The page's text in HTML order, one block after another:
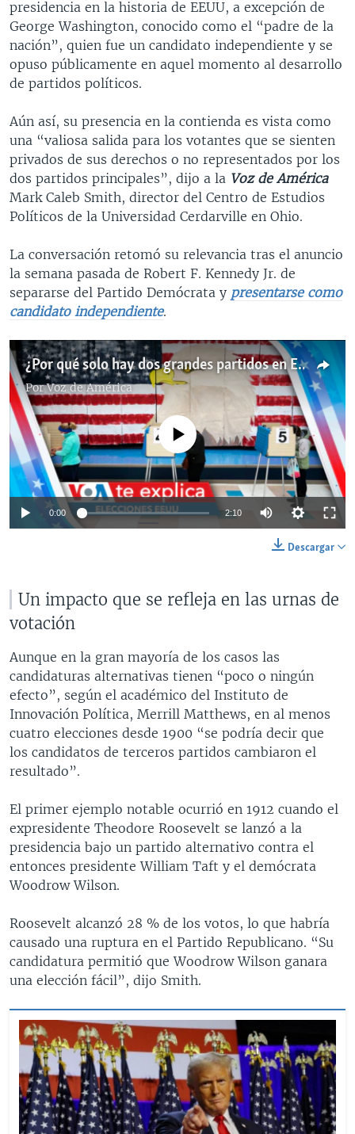
presidencia en la historia de EEUU, a excepción de
George Washington, conocido como el “padre de la
nación”, quien fue un candidato independiente y se
opuso públicamente en aquel momento al desarrollo
de partidos políticos.
Aún así, su presencia en la contienda es vista como
una “valiosa salida para los votantes que se sienten
privados de sus derechos o no representados por los
dos partidos principales”, dijo a la Voz de América
Mark Caleb Smith, director del Centro de Estudios
Políticos de la Universidad Cerdarville en Ohio.
La conversación retomó su relevancia tras el anuncio
la semana pasada de Robert F. Kennedy Jr. de
separarse del Partido Demócrata y presentarse como
candidato independiente.
¿Por qué solo hay dos grandes partidos en EEUU?
PorVoz de América
No media source currently available
0:00 2:10
Descargar
Un impacto que se refleja en las urnas de
votación
Aunque en la gran mayoría de los casos las
candidaturas alternativas tienen “poco o ningún
efecto”, según el académico del Instituto de
Innovación Política, Merrill Matthews, en al menos
cuatro elecciones desde 1900 “se podría decir que
los candidatos de terceros partidos cambiaron el
resultado”.
El primer ejemplo notable ocurrió en 1912 cuando el
expresidente Theodore Roosevelt se lanzó a la
presidencia bajo un partido alternativo contra el
entonces presidente William Taft y el demócrata
Woodrow Wilson.
Roosevelt alcanzó 28 % de los votos, lo que habría
causado una ruptura en el Partido Republicano. “Su
candidatura permitió que Woodrow Wilson ganara
una elección fácil”, dijo Smith.